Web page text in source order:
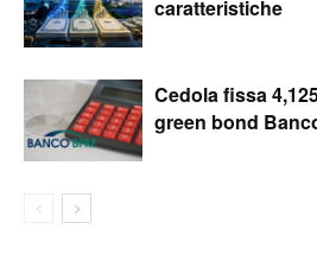
caratteristiche
Cedola fissa
green bond